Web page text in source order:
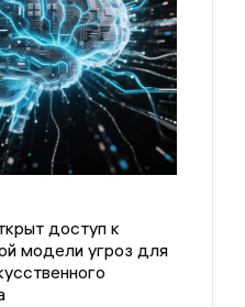
доступ к
модели угроз для